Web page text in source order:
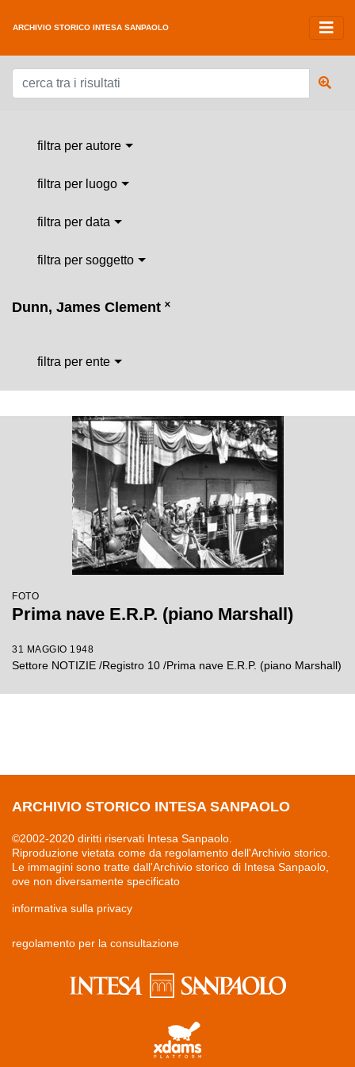
ARCHIVIO STORICO INTESA SANPAOLO
filtra per autore
filtra per luogo
filtra per data
filtra per soggetto
Dunn, James Clement ˟
filtra per ente
FOTO
Prima nave E.R.P. (piano Marshall)
31 MAGGIO 1948
Settore NOTIZIE /Registro 10 /Prima nave E.R.P. (piano Marshall)
ARCHIVIO STORICO INTESA SANPAOLO
©2002-2020 diritti riservati Intesa Sanpaolo.
Riproduzione vietata come da regolamento dell'Archivio storico.
Le immagini sono tratte dall'Archivio storico di Intesa Sanpaolo,
ove non diversamente specificato
informativa sulla privacy
regolamento per la consultazione